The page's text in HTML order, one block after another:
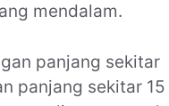
mendalam.
panjang sekitar
panjang sekitar 15